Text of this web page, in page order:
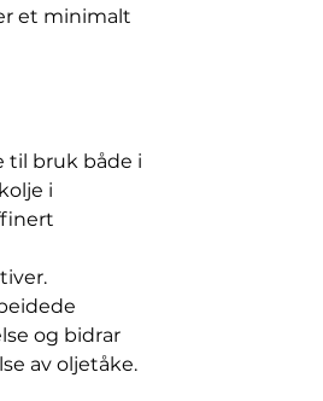
et minimalt
til bruk både i
i
og bidrar
av oljetåke.